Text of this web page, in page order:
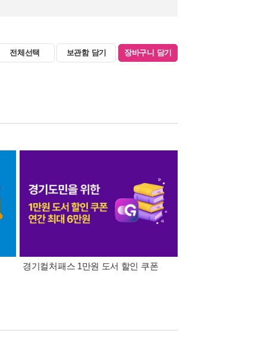
전체선택 보관함 담기 장바구니 담기
경기컬처패스 1만원 도서 할인 쿠폰